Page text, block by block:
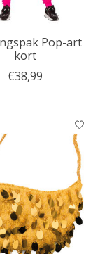
Pop-art
kort
€38,99